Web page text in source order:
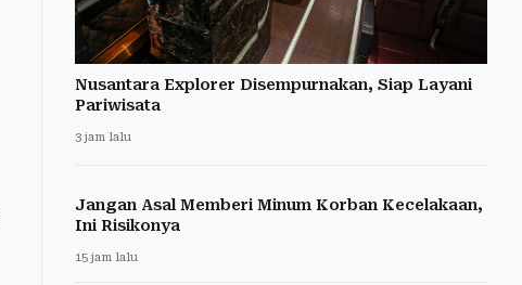
Nusantara Explorer Disempurnakan, Siap Layani
Pariwisata
3 jam lalu
Jangan Asal Memberi Minum Korban Kecelakaan,
Ini Risikonya
15 jam lalu